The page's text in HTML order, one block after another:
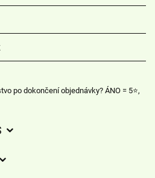
po dokončení objednávky? ÁNO = 5⭐,